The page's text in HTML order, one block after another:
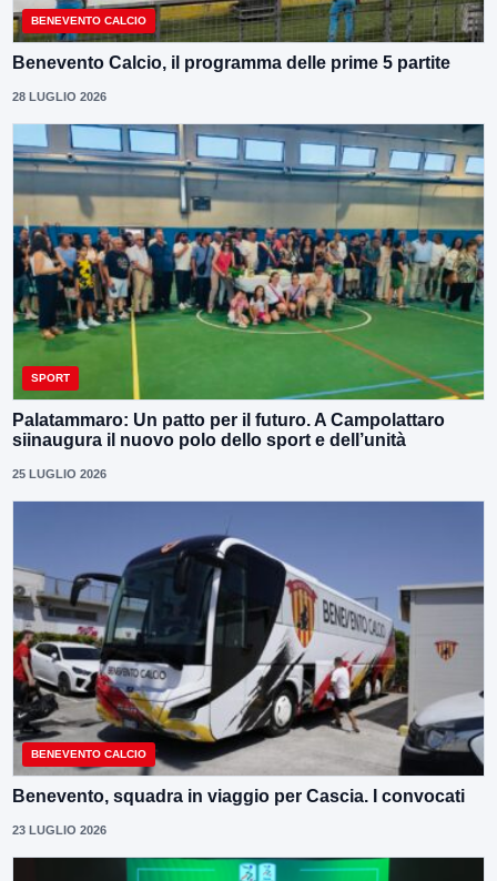
BENEVENTO CALCIO
Benevento Calcio, il programma delle prime 5 partite
28 LUGLIO 2026
SPORT
Palatammaro: Un patto per il futuro. A Campolattaro
siinaugura il nuovo polo dello sport e dell’unità
25 LUGLIO 2026
BENEVENTO CALCIO
Benevento, squadra in viaggio per Cascia. I convocati
23 LUGLIO 2026